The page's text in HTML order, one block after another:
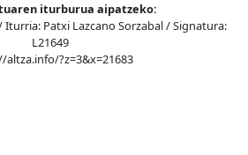
iturburua aipatzeko:
Patxi Lazcano Sorzabal / Signatura:
L21649
altza.info/?z=3&x=21683